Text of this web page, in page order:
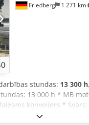
Friedberg 1 271 km
stundas: 13 300 h
13 000 h * MB
konveijers *
bez garantijām, un ir